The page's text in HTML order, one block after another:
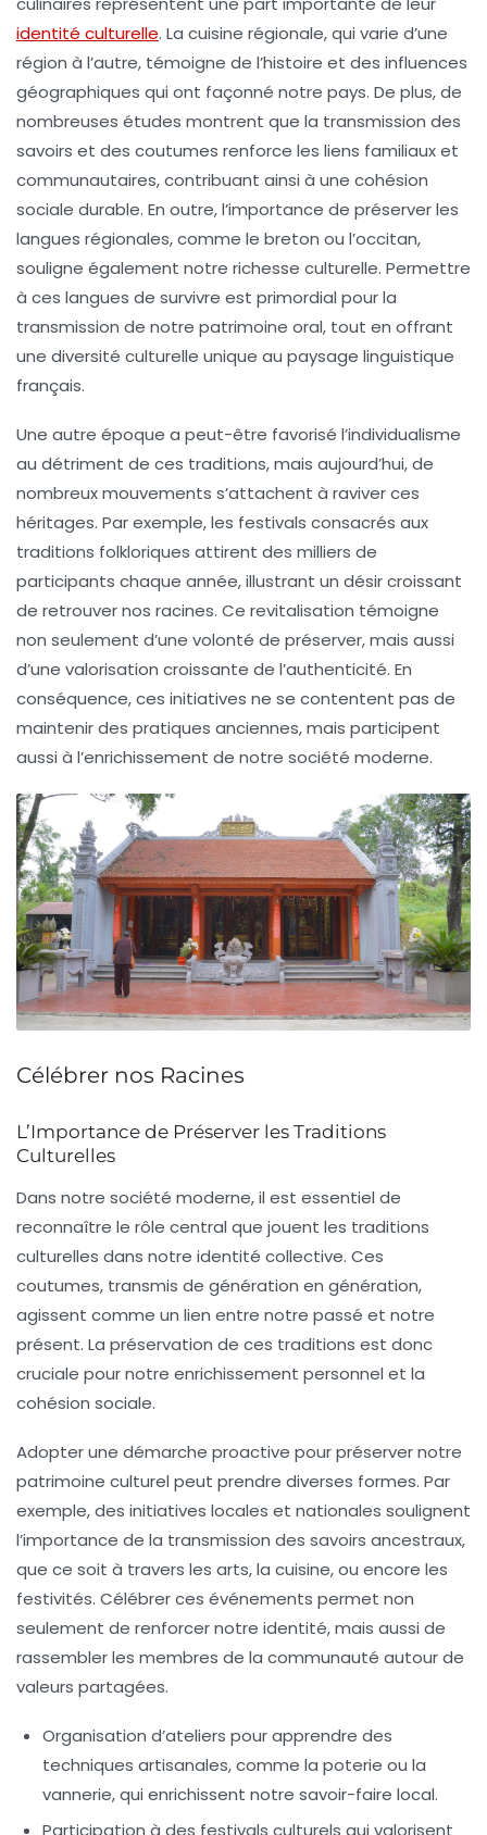
identité culturelle. La cuisine régionale, qui varie d’une
région à l’autre, témoigne de l’histoire et des influences
géographiques qui ont façonné notre pays. De plus, de
nombreuses études montrent que la transmission des
savoirs et des coutumes renforce les liens familiaux et
communautaires, contribuant ainsi à une cohésion
sociale durable. En outre, l’importance de préserver les
langues régionales, comme le breton ou l’occitan,
souligne également notre richesse culturelle. Permettre
à ces langues de survivre est primordial pour la
transmission de notre patrimoine oral, tout en offrant
une diversité culturelle unique au paysage linguistique
français.
Une autre époque a peut-être favorisé l’individualisme
au détriment de ces traditions, mais aujourd’hui, de
nombreux mouvements s’attachent à raviver ces
héritages. Par exemple, les festivals consacrés aux
traditions folkloriques attirent des milliers de
participants chaque année, illustrant un désir croissant
de retrouver nos racines. Ce revitalisation témoigne
non seulement d’une volonté de préserver, mais aussi
d’une valorisation croissante de l’authenticité. En
conséquence, ces initiatives ne se contentent pas de
maintenir des pratiques anciennes, mais participent
aussi à l’enrichissement de notre société moderne.
Célébrer nos Racines
L’Importance de Préserver les Traditions
Culturelles
Dans notre société moderne, il est essentiel de
reconnaître le rôle central que jouent les traditions
culturelles dans notre identité collective. Ces
coutumes, transmis de génération en génération,
agissent comme un lien entre notre passé et notre
présent. La préservation de ces traditions est donc
cruciale pour notre enrichissement personnel et la
cohésion sociale.
Adopter une démarche proactive pour préserver notre
patrimoine culturel peut prendre diverses formes. Par
exemple, des initiatives locales et nationales soulignent
l’importance de la transmission des savoirs ancestraux,
que ce soit à travers les arts, la cuisine, ou encore les
festivités. Célébrer ces événements permet non
seulement de renforcer notre identité, mais aussi de
rassembler les membres de la communauté autour de
valeurs partagées.
Organisation d’ateliers pour apprendre des
techniques artisanales, comme la poterie ou la
vannerie, qui enrichissent notre savoir-faire local.
Participation à des festivals culturels qui valorisent